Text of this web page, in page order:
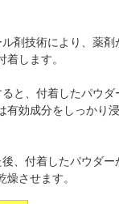
剤技術により、薬剤
着します。
と、付着したパウダ
有効成分をしっかり
、付着したパウダー
燥させます。